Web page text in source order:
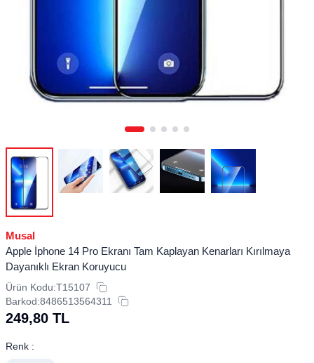
Musal
Apple İphone 14 Pro Ekranı Tam Kaplayan Kenarları Kırılmaya
Dayanıklı Ekran Koruyucu
Ürün Kodu:T15107
Barkod:8486513564311
249,80 TL
Renk :